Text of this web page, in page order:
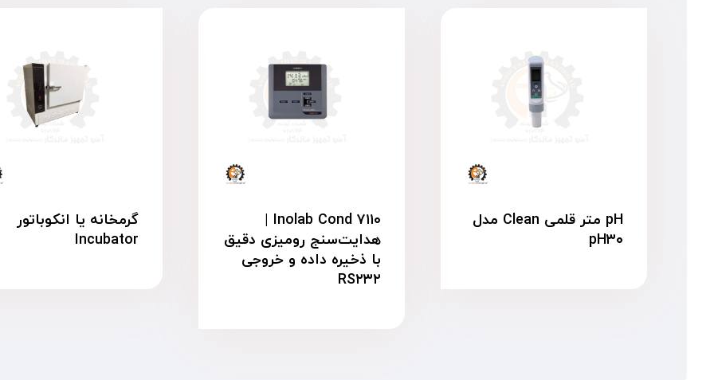
pH متر قلمی Clean مدل
pH۳۰
Inolab Cond ۷۱۱۰ |
هدایت‌سنج رومیزی دقیق
با ذخیره داده و خروجی
RS۲۳۲
گرمخانه یا انکوباتور
Incubator